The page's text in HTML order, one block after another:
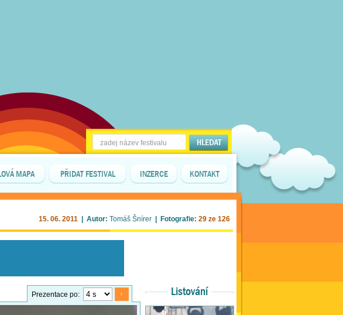
MAPA PŘIDAT FESTIVAL INZERCE KONTAKT
15. 06. 2011 | Autor: Tomáš Šnírer | Fotografie: 29 ze 126
Prezentace po: Listování